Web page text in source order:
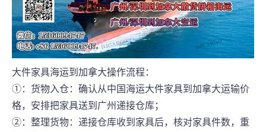
大件家具海运到加拿大操作流程：
①：货物入仓：确认从中国海运大件家具到加拿大运输价
格，安排把家具送到广州递接仓库；
②：整理货物：递接仓库收到家具后，核对家具件数，重